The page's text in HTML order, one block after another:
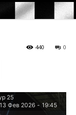
0
440
25
13 Фев 2026 - 19:45